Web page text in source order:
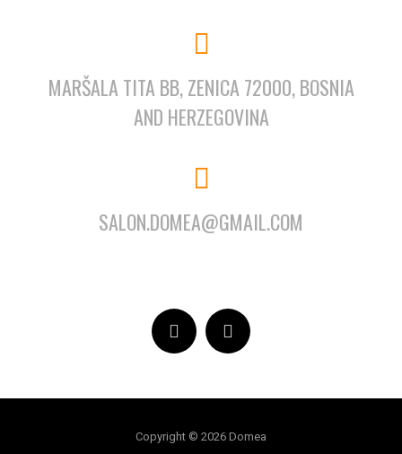
MARŠALA TITA BB, ZENICA 72000, BOSNIA
AND HERZEGOVINA
SALON.DOMEA@GMAIL.COM
Copyright © 2026 Domea